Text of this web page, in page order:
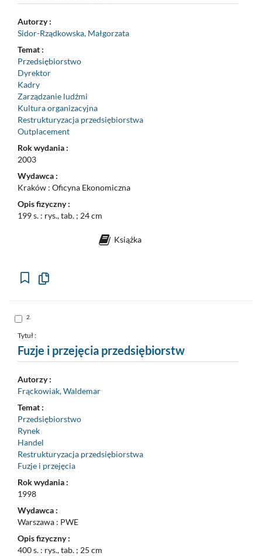
Autorzy :
Sidor-Rządkowska, Małgorzata
Temat :
Przedsiębiorstwo
Dyrektor
Kadry
Zarządzanie ludźmi
Kultura organizacyjna
Restrukturyzacja przedsiębiorstwa
Outplacement
Rok wydania :
2003
Wydawca :
Kraków : Oficyna Ekonomiczna
Opis fizyczny :
199 s. : rys., tab. ; 24 cm
Książka
Kopiuj
Skocz
nr
2
2.
Tytuł :
Fuzje i przejęcia przedsiębiorstw
Autorzy :
Frąckowiak, Waldemar
Temat :
Przedsiębiorstwo
Rynek
Handel
Restrukturyzacja przedsiębiorstwa
Fuzje i przejęcia
Rok wydania :
1998
Wydawca :
Warszawa : PWE
Opis fizyczny :
400 s. : rys., tab. ; 25 cm